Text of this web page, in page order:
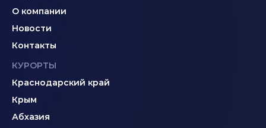
О компании
Новости
Контакты
КУРОРТЫ
Краснодарский край
Крым
Абхазия